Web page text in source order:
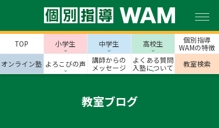
TOP 小学生 中学生 高校生
個別指導
WAMの特徴
オンライン塾 よろこびの声
講師からの
メッセージ
よくある質問
入塾について
教室検索
教室ブログ